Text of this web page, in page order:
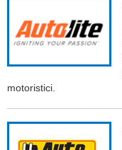
motoristici.